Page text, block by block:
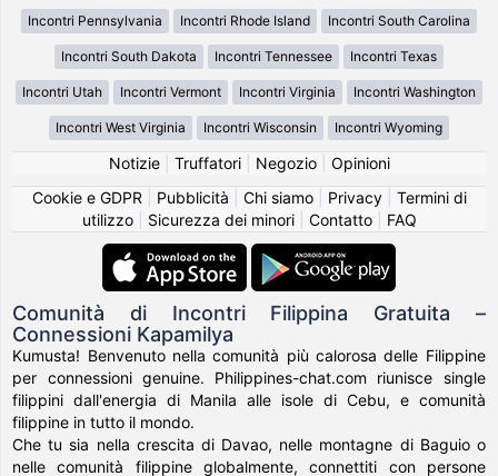
Incontri Pennsylvania Incontri Rhode Island Incontri South Carolina
Incontri South Dakota Incontri Tennessee Incontri Texas
Incontri Utah Incontri Vermont Incontri Virginia Incontri Washington
Incontri West Virginia Incontri Wisconsin Incontri Wyoming
Notizie| Truffatori| Negozio| Opinioni
Cookie e GDPR
Pubblicità Chi siamo| Privacy| Termini di
utilizzo| Sicurezza dei minori| Contatto| FAQ
Comunità di Incontri Filippina Gratuita –
Connessioni Kapamilya
Kumusta! Benvenuto nella comunità più calorosa delle Filippine
per connessioni genuine. Philippines-chat.com riunisce single
filippini dall'energia di Manila alle isole di Cebu, e comunità
filippine in tutto il mondo.
Che tu sia nella crescita di Davao, nelle montagne di Baguio o
nelle comunità filippine globalmente, connettiti con persone